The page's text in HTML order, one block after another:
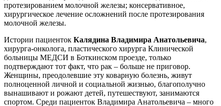
протезированием молочной железы; консервативное,
хирургическое лечение осложнений после протезирования
молочной железы.
Истории пациенток Калядина Владимира Анатольевича,
хирурга-онколога, пластического хирурга Клинической
больницы МЕДСИ в Боткинском проезде, только
подтверждают тот факт, что рак – больше не приговор.
Женщины, преодолевшие эту коварную болезнь, живут
полноценной личной и социальной жизнью, благополучно
вынашивают и рожают детей, путешествуют, занимаются
спортом. Среди пациенток Владимира Анатольевича – много